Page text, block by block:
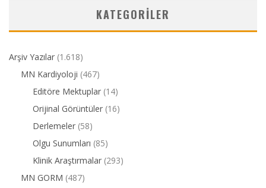
KATEGORILER
Arşiv Yazılar (1.618)
MN Kardiyoloji (467)
Editöre Mektuplar (14)
Orijinal Görüntüler (16)
Derlemeler (58)
Olgu Sunumları (85)
Klinik Araştırmalar (293)
MN GORM (487)